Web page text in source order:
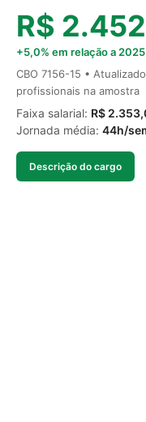
R$
+5,0% em relação a 2025
CBO 7156-15 •
profissionais na amostra
Faixa salarial: R$
Jornada média: 44h/
Descrição do cargo